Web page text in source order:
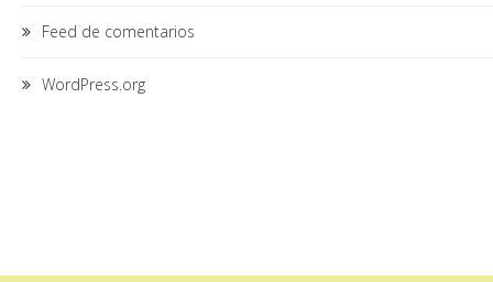
Feed de comentarios
WordPress.org